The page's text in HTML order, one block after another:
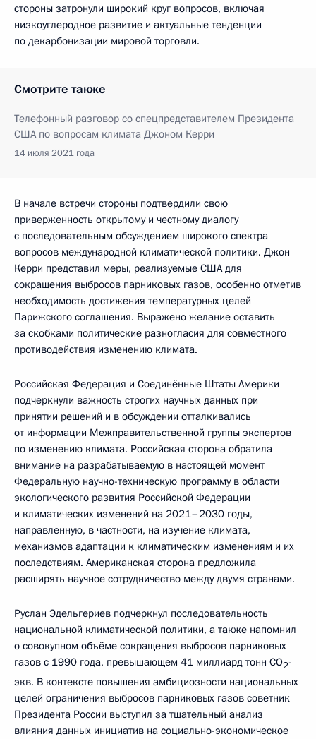
стороны затронули широкий круг вопросов, включая
низкоуглеродное развитие и актуальные тенденции
по декарбонизации мировой торговли.
Смотрите также
Телефонный разговор со спецпредставителем Президента
США по вопросам климата Джоном Керри
14 июля 2021 года
В начале встречи стороны подтвердили свою
приверженность открытому и честному диалогу
с последовательным обсуждением широкого спектра
вопросов международной климатической политики. Джон
Керри представил меры, реализуемые США для
сокращения выбросов парниковых газов, особенно отметив
необходимость достижения температурных целей
Парижского соглашения. Выражено желание оставить
за скобками политические разногласия для совместного
противодействия изменению климата.
Российская Федерация и Соединённые Штаты Америки
подчеркнули важность строгих научных данных при
принятии решений и в обсуждении отталкивались
от информации Межправительственной группы экспертов
по изменению климата. Российская сторона обратила
внимание на разрабатываемую в настоящей момент
Федеральную научно-техническую программу в области
экологического развития Российской Федерации
и климатических изменений на 2021–2030 годы,
направленную, в частности, на изучение климата,
механизмов адаптации к климатическим изменениям и их
последствиям. Американская сторона предложила
расширять научное сотрудничество между двумя странами.
Руслан Эдельгериев подчеркнул последовательность
национальной климатической политики, а также напомнил
о совокупном объёме сокращения выбросов парниковых
газов с 1990 года, превышающем 41 миллиард тонн CO2-
экв. В контексте повышения амбициозности национальных
целей ограничения выбросов парниковых газов советник
Президента России выступил за тщательный анализ
влияния данных инициатив на социально-экономическое